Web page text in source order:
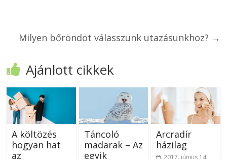
Milyen bőröndöt válasszunk utazásunkhoz? →
Ajánlott cikkek
A költözés
hogyan hat
az
Táncoló
madarak – Az
egyik
Arcradír
házilag